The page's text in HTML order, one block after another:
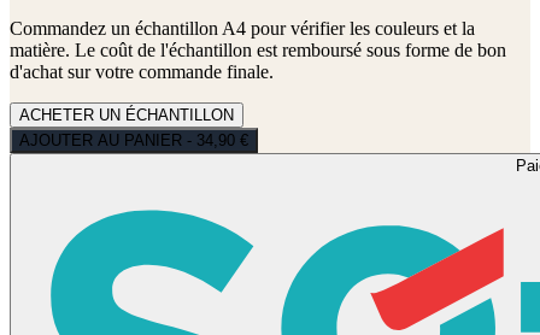
Commandez un échantillon A4 pour vérifier les couleurs et la
matière. Le coût de l'échantillon est remboursé sous forme de bon
d'achat sur votre commande finale.
ACHETER UN ÉCHANTILLON
AJOUTER AU PANIER - 34,90 €